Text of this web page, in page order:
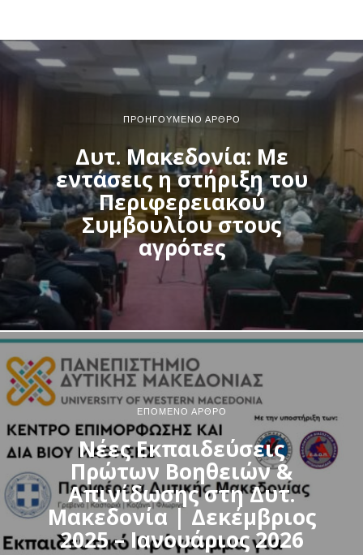
ΠΡΟΗΓΟΎΜΕΝΟ ΆΡΘΡΟ
Δυτ. Μακεδονία: Με
εντάσεις η στήριξη του
Περιφερειακού
Συμβουλίου στους
αγρότες
ΕΠΌΜΕΝΟ ΆΡΘΡΟ
Νέες Εκπαιδεύσεις
Πρώτων Βοηθειών &
Απινίδωσης στη Δυτ.
Μακεδονία | Δεκέμβριος
2025 – Ιανουάριος 2026